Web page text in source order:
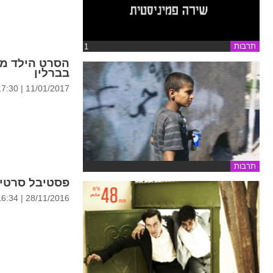
תרבות
תרבות
בברלין
11/01/2017 | 17:30
פסטיבל
28/11/2016 | 16:34